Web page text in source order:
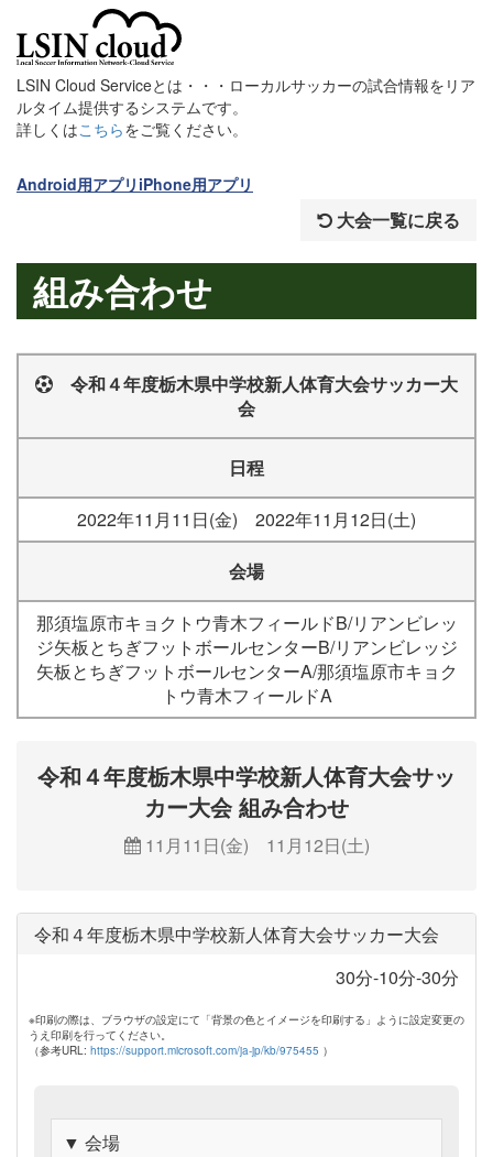
LSIN Cloud Serviceとは・・・ローカルサッカーの試合情報をリア
ルタイム提供するシステムです。
詳しくはこちらをご覧ください。
Android用アプリ iPhone用アプリ
大会一覧に戻る
組み合わせ
令和４年度栃木県中学校新人体育大会サッカー大
会
日程
2022年11月11日(金) 2022年11月12日(土)
会場
那須塩原市キョクトウ青木フィールドB/リアンビレッ
ジ矢板とちぎフットボールセンターB/リアンビレッジ
矢板とちぎフットボールセンターA/那須塩原市キョク
トウ青木フィールドA
令和４年度栃木県中学校新人体育大会サッ
カー大会 組み合わせ
11月11日(金) 11月12日(土)
令和４年度栃木県中学校新人体育大会サッカー大会
30分-10分-30分
※印刷の際は、ブラウザの設定にて「背景の色とイメージを印刷する」ように設定変更の
うえ印刷を行ってください。
（参考URL: https://support.microsoft.com/ja-jp/kb/975455 ）
▼ 会場